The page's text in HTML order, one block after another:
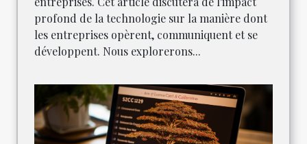
profond de la technologie sur la manière dont
les entreprises opèrent, communiquent et se
développent. Nous explorerons...